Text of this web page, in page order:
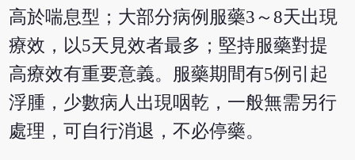
高於喘息型；大部分病例服藥3～8天出現
療效，以5天見效者最多；堅持服藥對提
高療效有重要意義。服藥期間有5例引起
浮腫，少數病人出現咽乾，一般無需另行
處理，可自行消退，不必停藥。